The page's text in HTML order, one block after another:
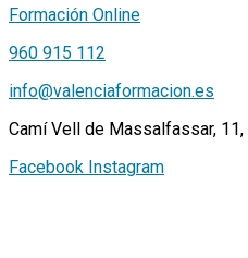
Formación Online
960 915 112
info@valenciaformacion.es
Camí Vell de Massalfassar,
Facebook Instagram